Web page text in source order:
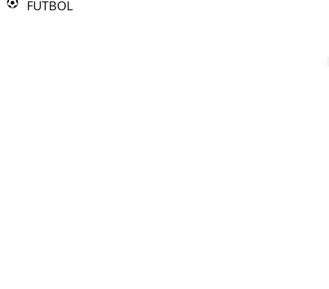
FUTBOL